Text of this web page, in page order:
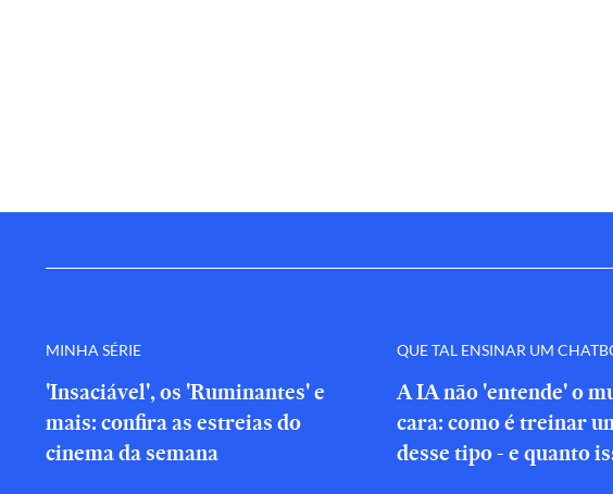
MINHA SÉRIE
'Insaciável', os 'Ruminantes' e
mais: confira as estreias do
cinema da semana
QUE TAL ENSINAR UM
A IA não 'entende' o
cara: como é treinar
desse tipo - e quanto